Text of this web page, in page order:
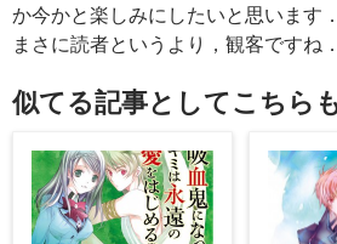
か今かと楽しみにしたいと思います．
まさに読者というより，観客ですね．
似てる記事としてこちら